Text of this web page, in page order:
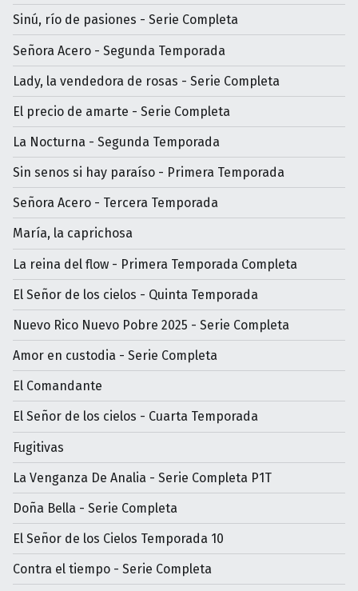
Sinú, río de pasiones - Serie Completa
Señora Acero - Segunda Temporada
Lady, la vendedora de rosas - Serie Completa
El precio de amarte - Serie Completa
La Nocturna - Segunda Temporada
Sin senos si hay paraíso - Primera Temporada
Señora Acero - Tercera Temporada
María, la caprichosa
La reina del flow - Primera Temporada Completa
El Señor de los cielos - Quinta Temporada
Nuevo Rico Nuevo Pobre 2025 - Serie Completa
Amor en custodia - Serie Completa
El Comandante
El Señor de los cielos - Cuarta Temporada
Fugitivas
La Venganza De Analia - Serie Completa P1T
Doña Bella - Serie Completa
El Señor de los Cielos Temporada 10
Contra el tiempo - Serie Completa